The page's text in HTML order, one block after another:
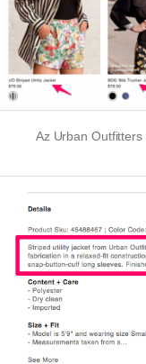
Az Urban